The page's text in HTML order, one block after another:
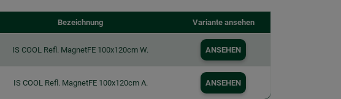
Bezeichnung Variante ansehen
IS COOL Refl. MagnetFE 100x120cm W. ANSEHEN
IS COOL Refl. MagnetFE 100x120cm A. ANSEHEN